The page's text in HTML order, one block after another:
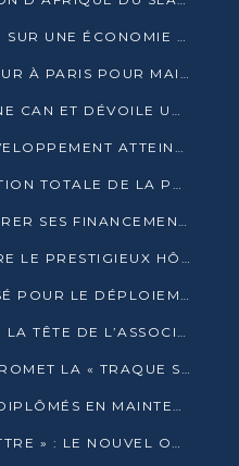
LA VISION DU CONGO AXÉE SUR UNE ÉCONOMIE BAS CARBONE AU RENDEZ-VOUS DE MONACO 2025
RECONNAISSANCE : HONNEUR À PARIS POUR MAIXENT RAOUL OMINGA
CANAL+ RELANCE LA CHAÎNE CAN ET DÉVOILE UNE OFFRE EXCEPTIONNELLE POUR DÉCEMBRE
LA DETTE DES PAYS EN DÉVELOPPEMENT ATTEINT UN SOMMET HISTORIQUE ENTRE 2022 ET 2024
L’AFRIQUE VISE L’ÉRADICATION TOTALE DE LA POLIOMYÉLITE D’ICI 2026
LA BAD PROMET D’ACCÉLÉRER SES FINANCEMENTS AVEC LE MINISTÈRE DE L’ASSAINISSEMENT
SASSOU NGUESSO INAUGURE LE PRESTIGIEUX HÔTEL KEMPINSKI BRAZZAVILLE
LE SECTEUR PRIVÉ MOBILISÉ POUR LE DÉPLOIEMENT DE 19 MINI-CENTRALES SOLAIRES
YVON SANA BANGUI PREND LA TÊTE DE L’ASSOCIATION DES BANQUES CENTRALES AFRICAINES
DENIS SASSOU-NGUESSO PROMET LA « TRAQUE SANS RELÂCHE » DU GRAND BANDITISME
13 MILITAIRES CONGOLAIS DIPLÔMÉS EN MAINTENANCE INDUSTRIELLE APRÈS TROIS ANS DE FORMATION À L’UNIVERSITÉ MARIEN-NGOUABI
« BÂTIR, SERVIR, TRANSMETTRE » : LE NOUVEL OUVRAGE QUI INTERPELLE LES COLLECTIVITÉS